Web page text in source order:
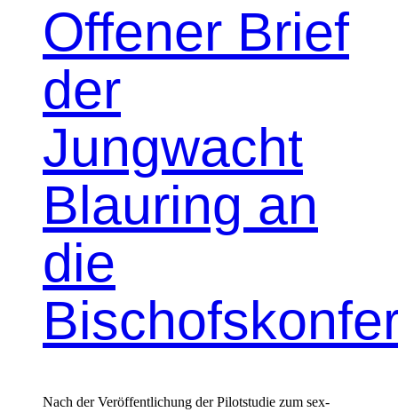
Offener Brief
der
Jungwacht
Blauring an
die
Nach der Veröf­fentlichung der Pilot­studie zum sex­